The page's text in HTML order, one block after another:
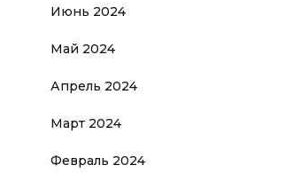
Июнь 2024
Май 2024
Апрель 2024
Март 2024
Февраль 2024